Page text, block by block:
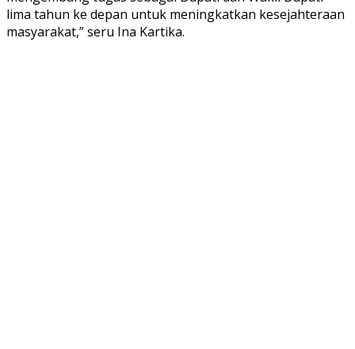
lima tahun ke depan untuk meningkatkan kesejahteraan
masyarakat,” seru Ina Kartika.